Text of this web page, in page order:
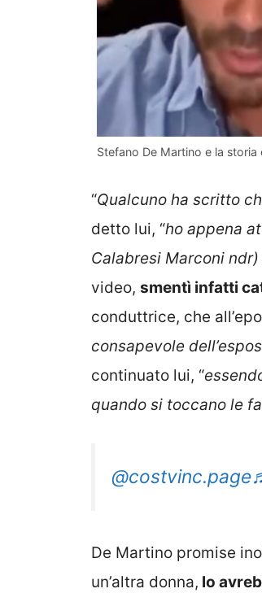
Stefano De Martino e la
“Qualcuno ha scritto
detto lui, “ho appena
Calabresi Marconi
video, smentì infatti
conduttrice, che
consapevole
continuato lui, “
quando si toccano le
@costvinc.page
De Martino promise
un’altra donna, lo